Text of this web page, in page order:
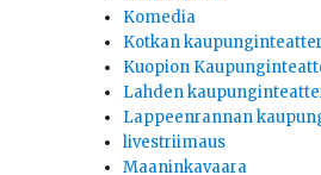
Komedia
Kotkan
Kuopion
Lahden
Lappeenrannan
livestriimaus
Maaninkavaara